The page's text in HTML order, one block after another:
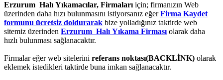
Erzurum Halı Yıkamacılar, Firmalarıiçin; firmanızın Web
üzerinden daha hızı bulunmasını istiyorsanız eğerFirma Kaydet
formunu ücretsiz doldurarak bize yolladığınız taktirde web
sitemiz üzerinden Erzurum Halı Yıkama Firmasıolarak daha
hızlı bulunması sağlanacaktır.
Firmalar eğer web sitelerini referans noktası(BACKLİNK) olarak
eklemek istedikleri taktirde buna imkan sağlanacaktır.